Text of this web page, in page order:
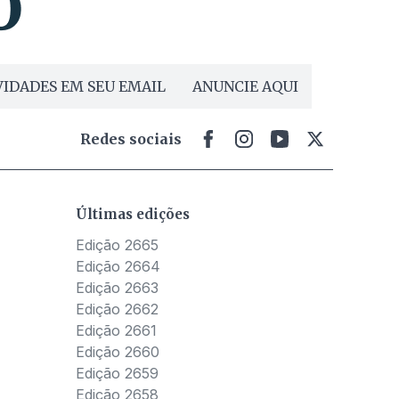
EM SEU EMAIL ANUNCIE AQUI
Redes sociais
Últimas edições
Edição 2665
Edição 2664
Edição 2663
Edição 2662
Edição 2661
Edição 2660
Edição 2659
Edição 2658